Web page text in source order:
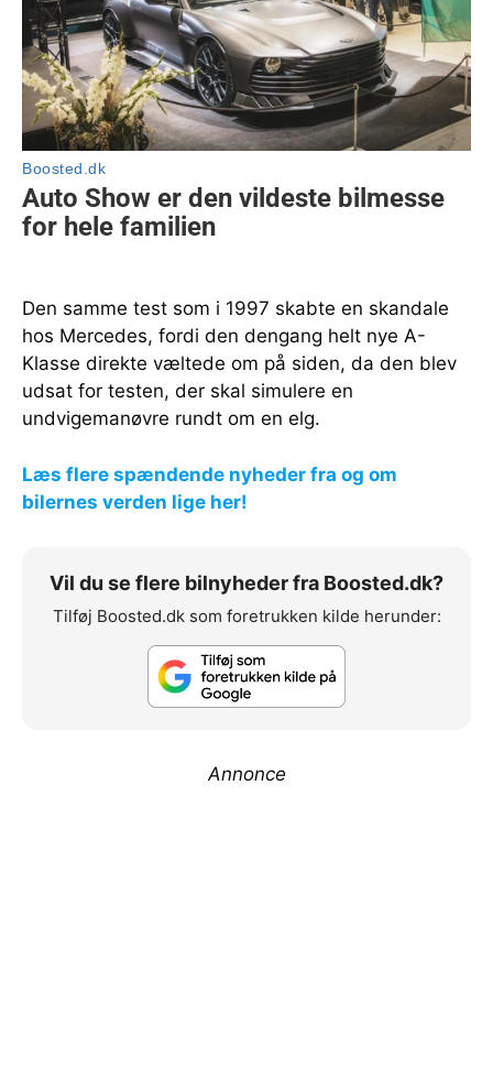
Den samme test som i 1997 skabte en skandale
hos Mercedes, fordi den dengang helt nye A-
Klasse direkte væltede om på siden, da den blev
udsat for testen, der skal simulere en
undvigemanøvre rundt om en elg.
Læs flere spændende nyheder fra og om
bilernes verden lige her!
Vil du se flere bilnyheder fra Boosted.dk?
Tilføj Boosted.dk som foretrukken kilde herunder:
Annonce